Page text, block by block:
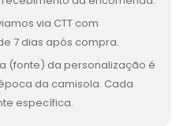
via CTT com
7 dias após compra.
(fonte) da personalização é
da camisola. Cada
específica.